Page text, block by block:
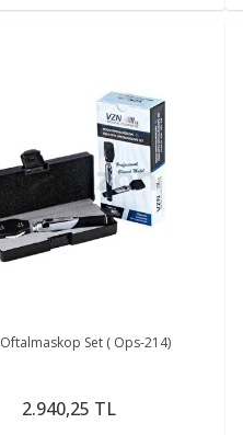
Oftalmaskop Set ( Ops-214)
2.940,25 TL